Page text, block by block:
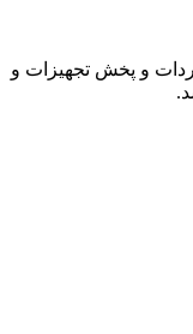
و پخش تجھیزات و